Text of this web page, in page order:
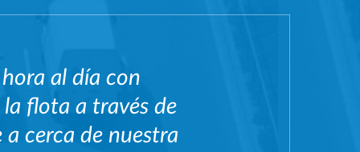
al día con
flota a través de
cerca de nuestra